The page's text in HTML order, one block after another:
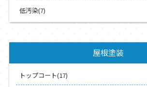
低汚染(7)
屋根塗装
トップコート(17)